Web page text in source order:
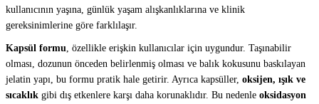
kullanıcının yaşına, günlük yaşam alışkanlıklarına ve klinik
gereksinimlerine göre farklılaşır.
Kapsül formu , özellikle erişkin kullanıcılar için uygundur. Taşınabilir
olması, dozunun önceden belirlenmiş olması ve balık kokusunu baskılayan
jelatin yapı, bu formu pratik hale getirir. Ayrıca kapsüller, oksijen, ışık ve
sıcaklık gibi dış etkenlere karşı daha korunaklıdır. Bu nedenle oksidasyon